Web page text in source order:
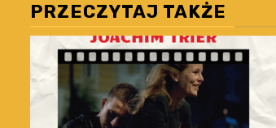
PRZECZYTAJ TAKŻE